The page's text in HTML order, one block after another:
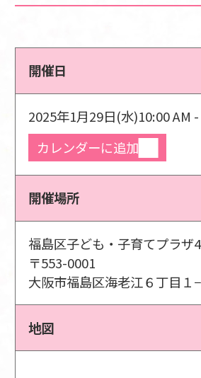
開催日
2025年1月29日(水)10:00 AM
カレンダーに追加
開催場所
福島区子ども・子育てプラザ
〒553-0001
大阪市福島区海老江６丁目１
地図